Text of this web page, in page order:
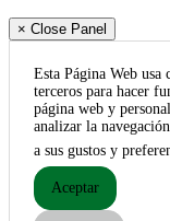
× Close Panel
Esta Página Web
terceros para hacer
página web y
analizar la
a sus gustos y
Aceptar